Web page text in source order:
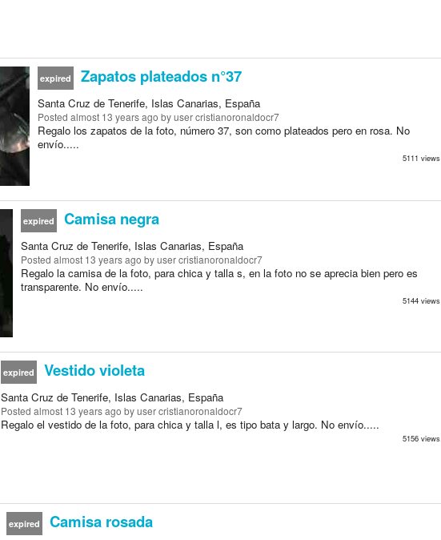
expired Zapatos plateados n°37
Santa Cruz de Tenerife, Islas Canarias, España
Posted almost 13 years ago by user cristianoronaldocr7
Regalo los zapatos de la foto, número 37, son como plateados pero en rosa. No
envío.....
5111 views
expired Camisa negra
Santa Cruz de Tenerife, Islas Canarias, España
Posted almost 13 years ago by user cristianoronaldocr7
Regalo la camisa de la foto, para chica y talla s, en la foto no se aprecia bien pero es
transparente. No envío.....
5144 views
expired Vestido violeta
Santa Cruz de Tenerife, Islas Canarias, España
Posted almost 13 years ago by user cristianoronaldocr7
Regalo el vestido de la foto, para chica y talla l, es tipo bata y largo. No envío.....
5156 views
expired Camisa rosada